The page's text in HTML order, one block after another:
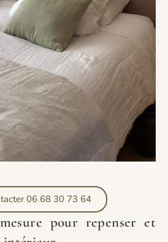
06 68 30 73 64
pour repenser et